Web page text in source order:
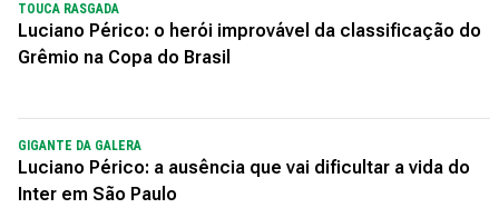
TOUCA RASGADA
Luciano Périco: o herói improvável da classificação do
Grêmio na Copa do Brasil
GIGANTE DA GALERA
Luciano Périco: a ausência que vai dificultar a vida do
Inter em São Paulo